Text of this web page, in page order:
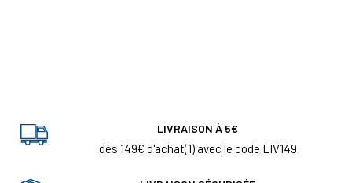
LIVRAISON À 5€
dès 149€ d'achat(1) avec le code LIV149